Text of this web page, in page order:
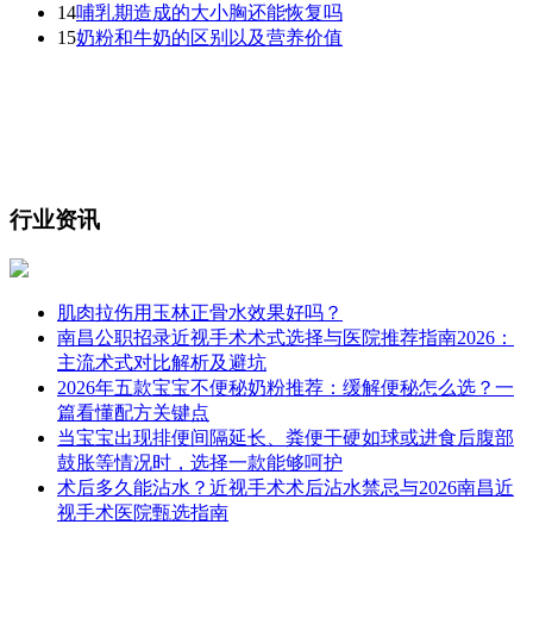
14哺乳期造成的大小胸还能恢复吗
15奶粉和牛奶的区别以及营养价值
行业资讯
肌肉拉伤用玉林正骨水效果好吗？
南昌公职招录近视手术术式选择与医院推荐指南2026：
主流术式对比解析及避坑
2026年五款宝宝不便秘奶粉推荐：缓解便秘怎么选？一
篇看懂配方关键点
当宝宝出现排便间隔延长、粪便干硬如球或进食后腹部
鼓胀等情况时，选择一款能够呵护
​术后多久能沾水？近视手术术后沾水禁忌与2026南昌近
视手术医院甄选指南